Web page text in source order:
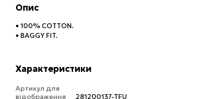
Опис
• 100% COTTON.
• BAGGY FIT.
Характеристики
Артикул для
відображення
281200137-TFU